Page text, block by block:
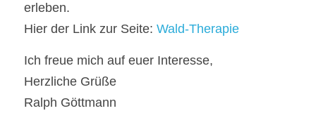
erleben.
Hier der Link zur Seite: Wald-Therapie
Ich freue mich auf euer Interesse,
Herzliche Grüße
Ralph Göttmann